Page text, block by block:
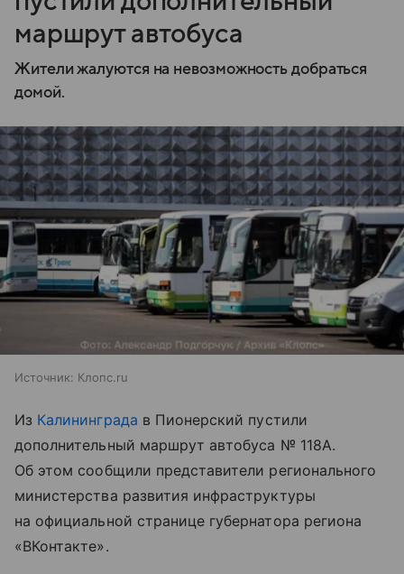
маршрут автобуса
Жители жалуются на невозможность добраться
домой.
Источник: Клопс.ru
Из Калининграда в Пионерский пустили
дополнительный маршрут автобуса № 118А.
Об этом сообщили представители регионального
министерства развития инфраструктуры
на официальной странице губернатора региона
«ВКонтакте».